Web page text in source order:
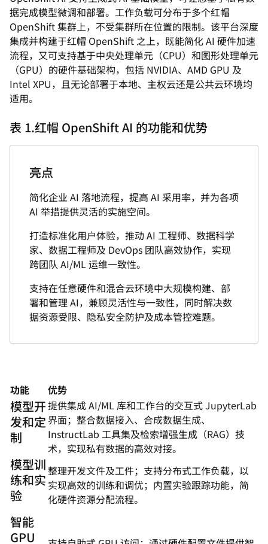
据完成模型微调和部署。工作负载可分布于多个红帽
OpenShift 集群上，不受集群所在位置的限制。该平台深度
集成并构建于红帽 OpenShift 之上，既能简化 AI 硬件加速
流程，又可支持基于中央处理单元（CPU）和图形处理单元
（GPU）的硬件基础架构，包括 NVIDIA、AMD GPU 及
Intel XPU，且无论部署于本地、主权云还是公共云环境均
适用。
表 1.红帽 OpenShift AI 的功能和优势
亮点
简化企业 AI 落地流程，提高 AI 采用率，并为各项
AI 举措提供灵活的实施空间。
打造标准化用户体验，推动 AI 工程师、数据科学
家、数据工程师及 DevOps 团队高效协作，实现
跨团队 AI/ML 运维一致性。
支持在任意硬件和混合云环境中大规模构建、部
署和管理 AI，兼顾灵活性与一致性，同时解决数
据资源受限、隐私安全防护及成本管控难题。
功能 优势
模型开
发和定
制
提供集成 AI/ML 库和工作台的交互式 JupyterLab
界面；整合数据接入、合成数据生成、
InstructLab 工具集及检索增强生成（RAG）技
术，实现私有数据的高效对接。
模型训
练和实
验
整理开发文件及工件；支持分布式工作负载，以
实现高效的训练和调优；内置实验跟踪功能，简
化硬件资源分配流程。
智能
GPU